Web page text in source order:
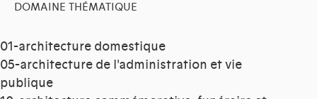
DOMAINE THÉMATIQUE
01-architecture domestique
05-architecture de l'administration et vie
publique